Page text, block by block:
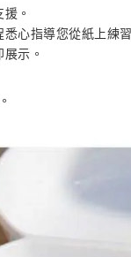
。
心指導您從紙上練
示。